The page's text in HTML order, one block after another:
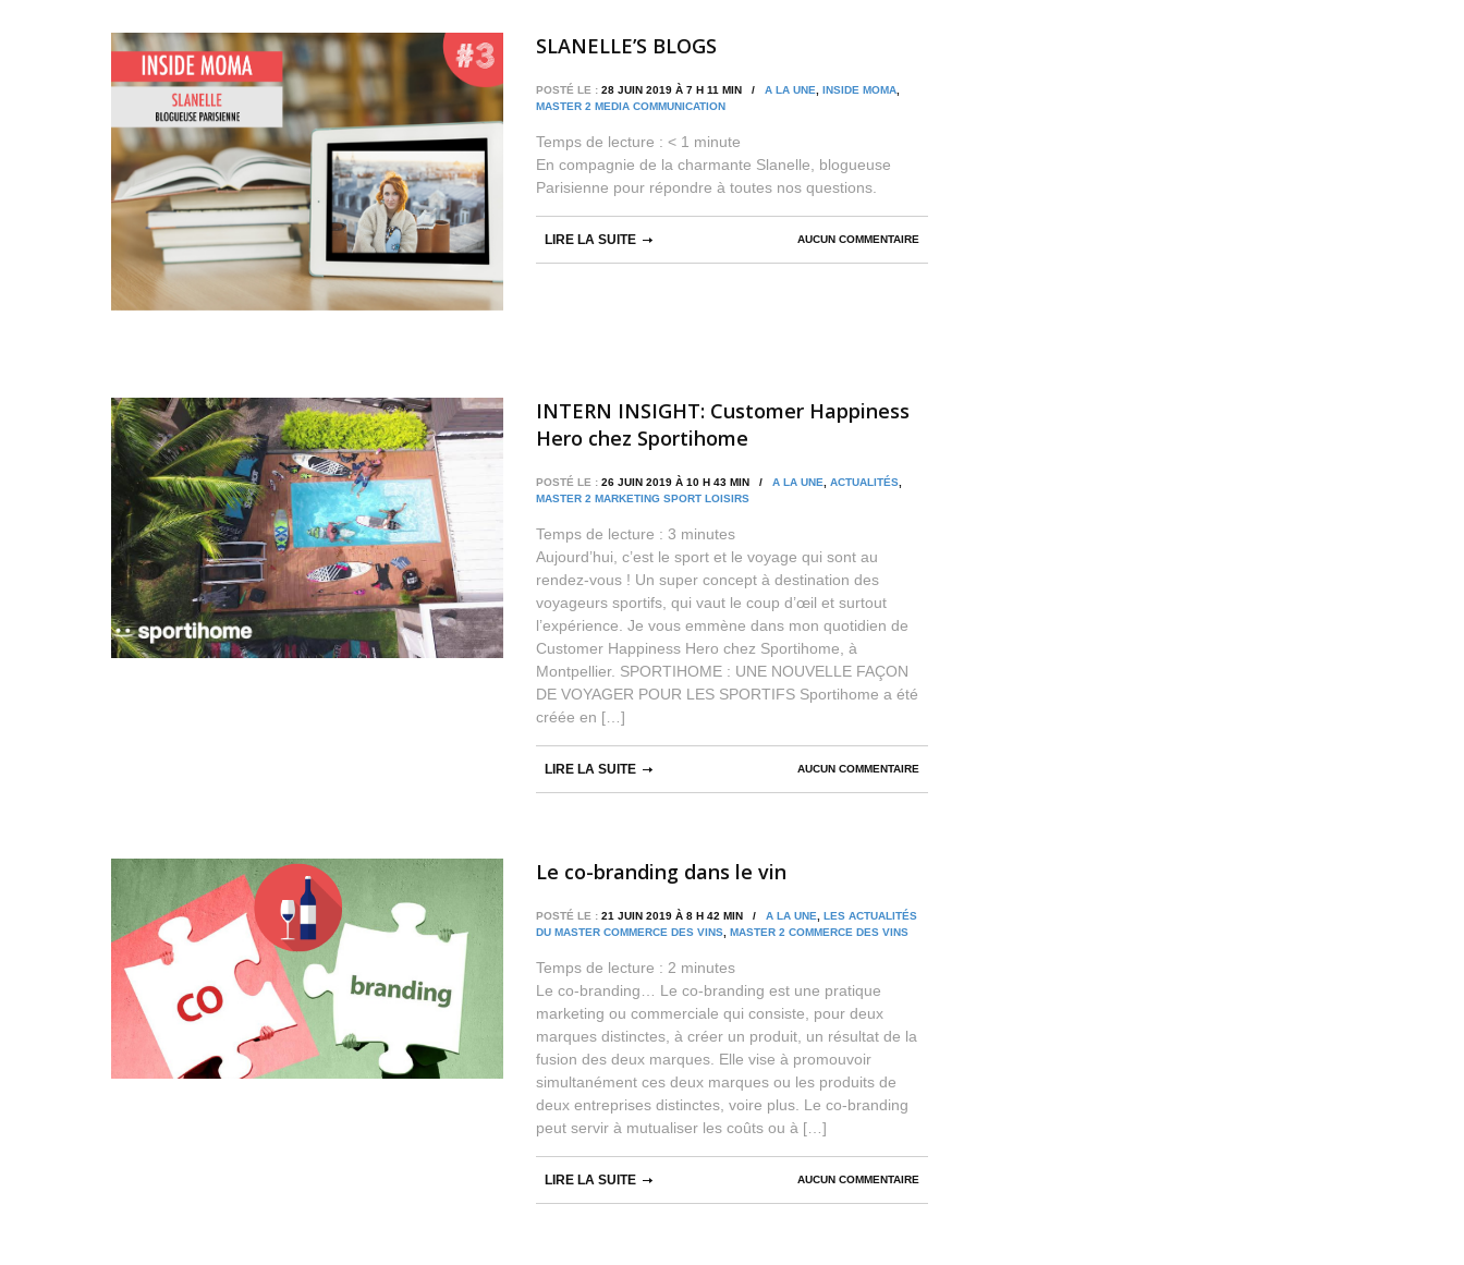
SLANELLE’S BLOGS
POSTÉ LE : 28 JUIN 2019 À 7 H 11 MIN / A LA UNE, INSIDE MOMA,
MASTER 2 MEDIA COMMUNICATION
Temps de lecture : < 1 minute
En compagnie de la charmante Slanelle, blogueuse
Parisienne pour répondre à toutes nos questions.
AUCUN COMMENTAIRE
LIRE LA SUITE
INTERN INSIGHT: Customer Happiness
Hero chez Sportihome
POSTÉ LE : 26 JUIN 2019 À 10 H 43 MIN / A LA UNE ACTUALITÉS
MASTER 2 MARKETING SPORT LOISIRS
Temps de lecture : 3 minutes
Aujourd’hui, c’est le sport et le voyage qui sont au
rendez-vous ! Un super concept à destination des
voyageurs sportifs, qui vaut le coup d’œil et surtout
l’expérience. Je vous emmène dans mon quotidien de
Customer Happiness Hero chez Sportihome, à
Montpellier. SPORTIHOME : UNE NOUVELLE FAÇON
DE VOYAGER POUR LES SPORTIFS Sportihome a été
créée en […]
AUCUN COMMENTAIRE
LIRE LA SUITE
Le co-branding dans le vin
POSTÉ LE : 21 JUIN 2019 À 8 H 42 MIN / A LA UNE
LES ACTUALITÉS
DU MASTER COMMERCE DES VINS MASTER 2 COMMERCE DES VINS
Temps de lecture : 2 minutes
Le co-branding… Le co-branding est une pratique
marketing ou commerciale qui consiste, pour deux
marques distinctes, à créer un produit, un résultat de la
fusion des deux marques. Elle vise à promouvoir
simultanément ces deux marques ou les produits de
deux entreprises distinctes, voire plus. Le co-branding
peut servir à mutualiser les coûts ou à […]
AUCUN COMMENTAIRE
LIRE LA SUITE